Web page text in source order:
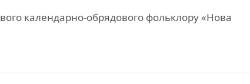
календарно-обрядового фольклору «Нова